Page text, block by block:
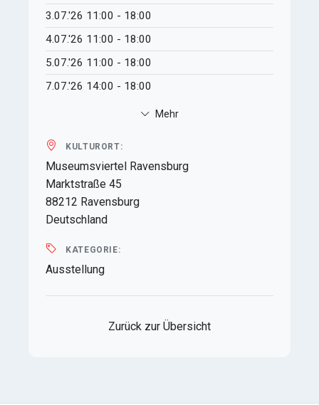
3.07.'26 11:00 - 18:00
4.07.'26 11:00 - 18:00
5.07.'26 11:00 - 18:00
7.07.'26 14:00 - 18:00
Mehr
KULTURORT:
Museumsviertel Ravensburg
Marktstraße 45
88212 Ravensburg
Deutschland
KATEGORIE:
Ausstellung
Zurück zur Übersicht